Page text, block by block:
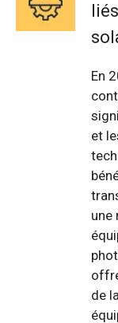
En
et
une
de